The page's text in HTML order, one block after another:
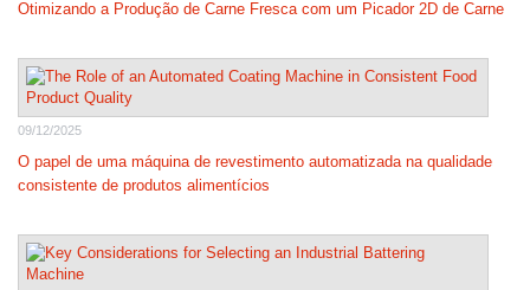
Otimizando a Produção de Carne Fresca com um Picador 2D de Carne
09/12/2025
O papel de uma máquina de revestimento automatizada na qualidade
consistente de produtos alimentícios